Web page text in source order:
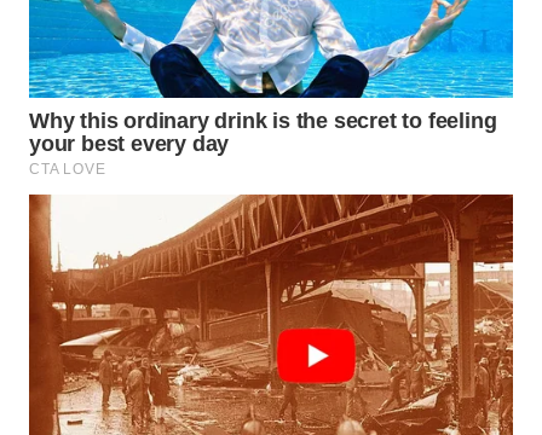
MARTABAT
NET
PLN
WATCH
MKLI
LPKKI
LKKI
KOPEKLIN